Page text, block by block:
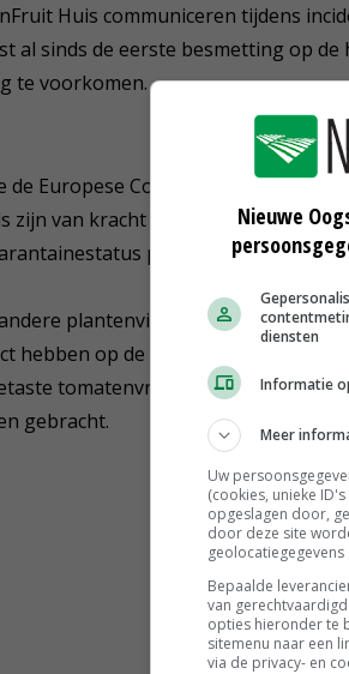
Huis communiceren tijdens
al sinds de eerste besmetting op
te voorkomen.
Europese Commissie nieuwe
zijn van kracht per 1 november van
per 4 oktober.
plantenvirussen geen gevaar
hebben op de productieomvang in
tomatenvruchten kunnen gele
gebracht.
Nieuwe
diensten
Informatie
Meer
Uw
(cookies, unieke
opgeslagen door,
door deze site
geolocatiegegevens
Bepaalde
van
opties hieronder te
sitemenu naar een
via de privacy- en